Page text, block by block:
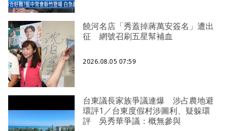
饒河名店「秀蓋掉蔣萬安簽名」遭出
征 網號召刷五星幫補血
2026.08.05 07:59
台東議長家族爭議連爆 涉占農地避
環評1／台東度假村涉圖利、疑躲環
評 吳秀華爭議：概無參與